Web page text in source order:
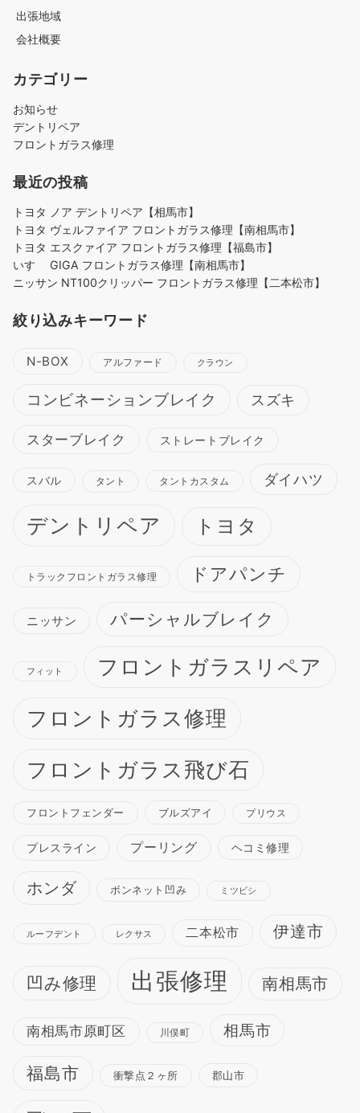
出張地域
会社概要
カテゴリー
お知らせ
デントリペア
フロントガラス修理
最近の投稿
トヨタ ノア デントリペア【相馬市】
トヨタ ヴェルファイア フロントガラス修理【南相馬市】
トヨタ エスクァイア フロントガラス修理【福島市】
いすゞ GIGA フロントガラス修理【南相馬市】
ニッサン NT100クリッパー フロントガラス修理【二本松市】
絞り込みキーワード
N-BOX アルファード クラウン
コンビネーションブレイク スズキ
スターブレイク ストレートブレイク
スバル タント タントカスタム ダイハツ
デントリペア トヨタ
トラックフロントガラス修理 ドアパンチ
ニッサン パーシャルブレイク
フィット フロントガラスリペア
フロントガラス修理
フロントガラス飛び石
フロントフェンダー ブルズアイ プリウス
プレスライン プーリング ヘコミ修理
ホンダ ボンネット凹み ミツビシ
ルーフデント レクサス 二本松市 伊達市
凹み修理 出張修理 南相馬市
南相馬市原町区 川俣町 相馬市
福島市 衝撃点２ヶ所 郡山市